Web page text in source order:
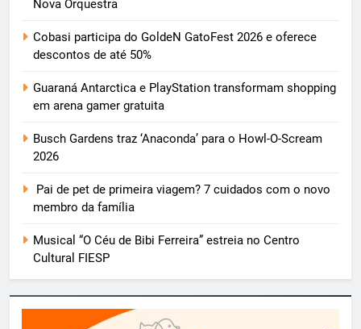
Nova Orquestra
Cobasi participa do GoldeN GatoFest 2026 e oferece
descontos de até 50%
Guaraná Antarctica e PlayStation transformam shopping
em arena gamer gratuita
Busch Gardens traz ‘Anaconda’ para o Howl-O-Scream
2026
Pai de pet de primeira viagem? 7 cuidados com o novo
membro da família
Musical “O Céu de Bibi Ferreira” estreia no Centro
Cultural FIESP